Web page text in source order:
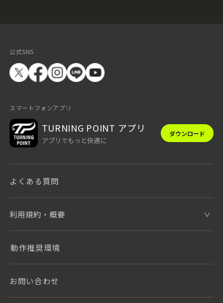
公式SNS
スマートフォンアプリ
TURNING POINT アプリ
アプリでもっと快適に
ダウンロード
よくある質問
利用規約・概要
動作推奨環境
お問い合わせ